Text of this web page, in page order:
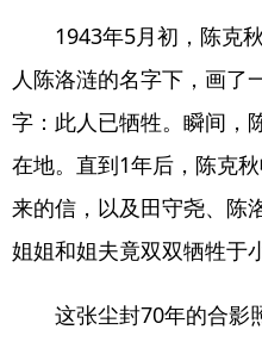
1943年5月初，陈克
人陈洛涟的名字下，画了
字：此人已牺牲。瞬间，
在地。直到1年后，陈克
来的信，以及田守尧、陈
姐姐和姐夫竟双双牺牲于
这张尘封70年的合影